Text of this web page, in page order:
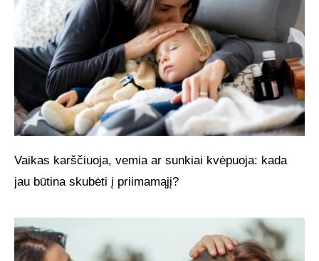
Vaikas karščiuoja, vemia ar sunkiai kvėpuoja: kada
jau būtina skubėti į priimamąjį?